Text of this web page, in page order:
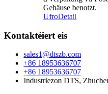
Gehäuse benotzt.
UfroDetail
Kontaktéiert eis
sales1@dtszb.com
+86 18953636707
+86 18953636707
Industriezon DTS,